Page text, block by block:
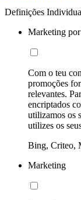
Definições
Marketing
Com o teu
promoções
relevantes.
encriptados
utilizamos os
utilizes os
Bing, Criteo,
Marketing